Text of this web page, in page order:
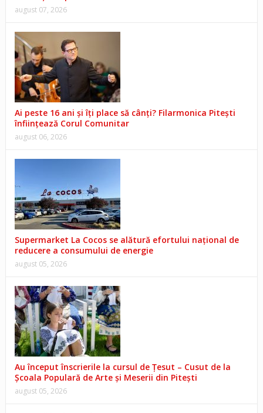
august 07, 2026
Ai peste 16 ani și îți place să cânți? Filarmonica Pitești
înființează Corul Comunitar
august 06, 2026
Supermarket La Cocos se alătură efortului național de
reducere a consumului de energie
august 05, 2026
Au început înscrierile la cursul de Țesut – Cusut de la
Școala Populară de Arte și Meserii din Pitești
august 05, 2026